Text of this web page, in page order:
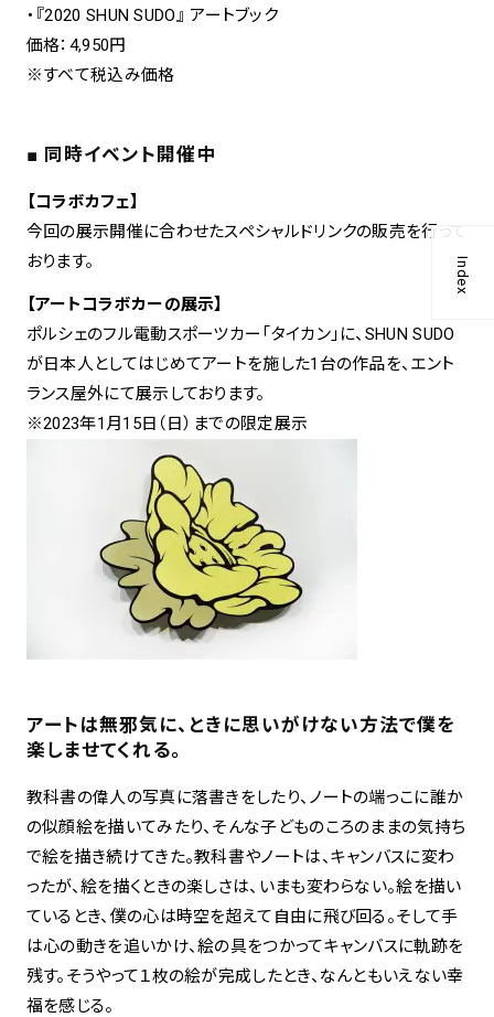
Index
・『2020 SHUN SUDO』 アートブック
価格：4,950円
※すべて税込み価格
■ 同時イベント開催中
【コラボカフェ】
今回の展示開催に合わせたスペシャルドリンクの販売を行って
おります。
【アートコラボカーの展示】
ポルシェのフル電動スポーツカー「タイカン」に、SHUN SUDO
が日本人としてはじめてアートを施した1台の作品を、エント
ランス屋外にて展示しております。
※2023年1月15日（日）までの限定展示
アートは無邪気に、ときに思いがけない方法で僕を
楽しませてくれる。
教科書の偉人の写真に落書きをしたり、ノートの端っこに誰か
の似顔絵を描いてみたり、そんな子どものころのままの気持ち
で絵を描き続けてきた。教科書やノートは、キャンバスに変わ
ったが、絵を描くときの楽しさは、いまも変わらない。絵を描い
ているとき、僕の心は時空を超えて自由に飛び回る。そして手
は心の動きを追いかけ、絵の具をつかってキャンバスに軌跡を
残す。そうやって１枚の絵が完成したとき、なんともいえない幸
福を感じる。